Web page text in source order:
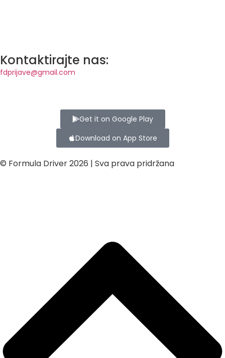
Kontaktirajte nas:
fdprijave@gmail.com
Get it on Google Play
Download on App Store
© Formula Driver 2026 | Sva prava pridržana